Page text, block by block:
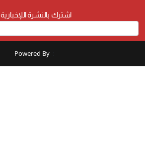
اشترك بالنشرة اللإخبارية
Powered By